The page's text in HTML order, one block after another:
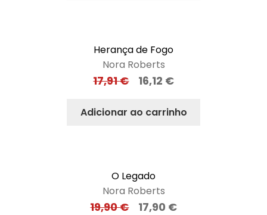
Herança de Fogo
Nora Roberts
17,91€ 16,12 €
Adicionar ao carrinho
O Legado
Nora Roberts
19,90€ 17,90 €